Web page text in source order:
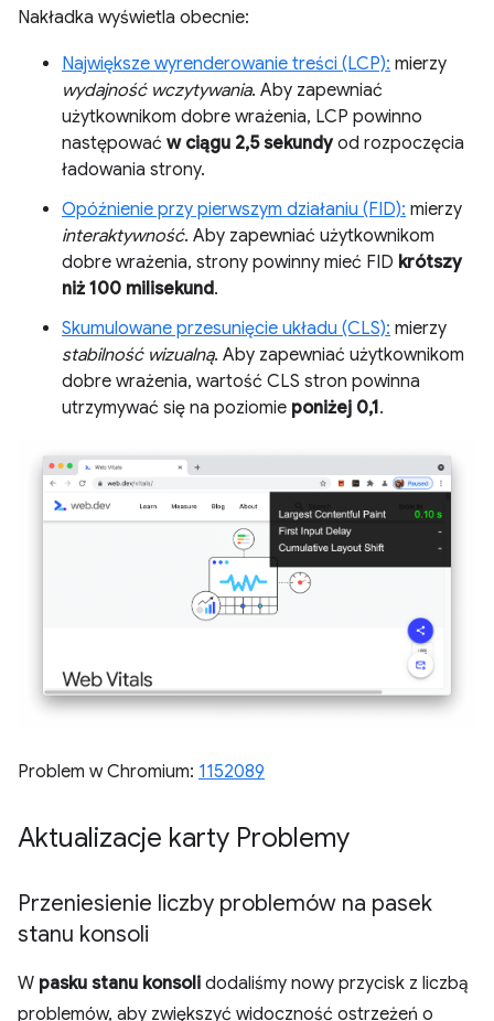
Nakładka wyświetla obecnie:
Największe wyrenderowanie treści (LCP): mierzy
wydajność wczytywania. Aby zapewniać
użytkownikom dobre wrażenia, LCP powinno
następować w ciągu 2,5 sekundyod rozpoczęcia
ładowania strony.
Opóźnienie przy pierwszym działaniu (FID): mierzy
interaktywność. Aby zapewniać użytkownikom
dobre wrażenia, strony powinny mieć FID krótszy
niż 100 milisekund.
Skumulowane przesunięcie układu (CLS): mierzy
stabilność wizualną. Aby zapewniać użytkownikom
dobre wrażenia, wartość CLS stron powinna
utrzymywać się na poziomie poniżej 0,1.
Problem w Chromium: 1152089
Aktualizacje karty Problemy
Przeniesienie liczby problemów na pasek
stanu konsoli
W pasku stanu konsoli dodaliśmy nowy przycisk z liczbą
problemów, aby zwiększyć widoczność ostrzeżeń o